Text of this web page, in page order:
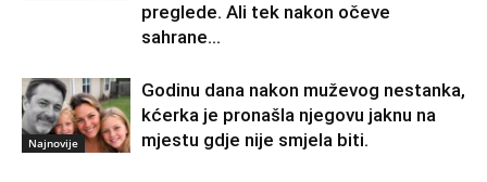
preglede. Ali tek nakon očeve
sahrane...
Najnovije
Godinu dana nakon muževog nestanka,
kćerka je pronašla njegovu jaknu na
mjestu gdje nije smjela biti.